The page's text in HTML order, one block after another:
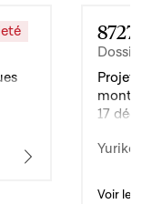
8727
Projet
17
Yuriko
Voir le